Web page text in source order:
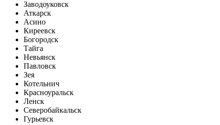
Заводоуковск
Аткарск
Асино
Киреевск
Богородск
Тайга
Невьянск
Павловск
Зея
Котельнич
Красноуральск
Ленск
Северобайкальск
Гурьевск